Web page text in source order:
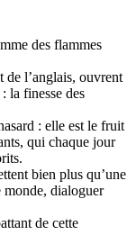
des flammes
de l’anglais, ouvrent
la finesse des
: elle est le fruit
qui chaque jour
bien plus qu’une
dialoguer
de cette